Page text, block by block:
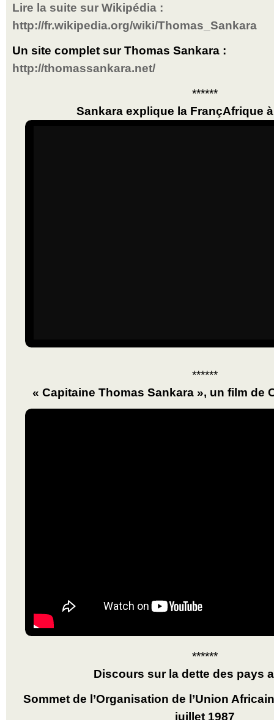
Lire la suite sur Wikipédia :
http://fr.wikipedia.org/wiki/Thomas_Sankara
Un site complet sur Thomas Sankara :
http://thomassankara.net/
******
Sankara explique la FrançAfrique
******
« Capitaine Thomas Sankara », un film de
******
Discours sur la dette des pays
Sommet de l’Organisation de l’Union
juillet 1987